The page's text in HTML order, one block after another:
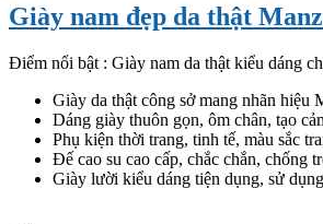
Giày nam đẹp da thật
Điểm nổi bật : Giày nam da thật kiểu dáng
Giày da thật công sở mang nhãn hiệu
Dáng giày thuôn gọn, ôm chân, tạo
Phụ kiện thời trang, tinh tế, màu sắc
Đế cao su cao cấp, chắc chắn, chống
Giày lười kiểu dáng tiện dụng, sử